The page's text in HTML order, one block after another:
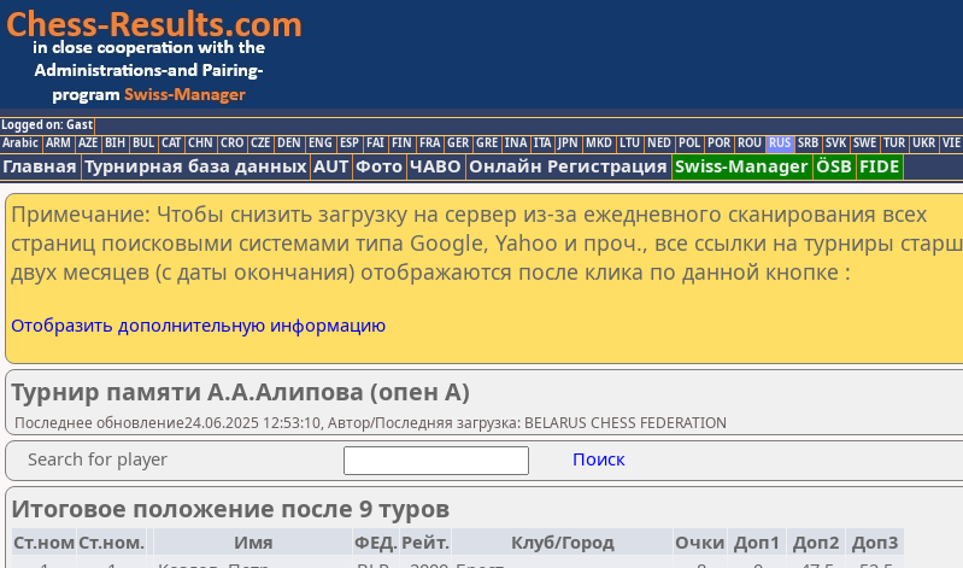
Logged on: Gast
Arabic ARM AZE BIH BUL CAT CHN CRO CZE DEN ENG ESP FAI FIN FRA GER GRE INA ITA JPN MKD LTU NED POL POR ROU RUS SRB SVK SWE TUR UKR VIE
Главная Турнирная база данных AUT Фото ЧАВО Онлайн Регистрация Swiss-Manager ÖSB FIDE
Примечание: Чтобы снизить загрузку на сервер из-за ежедневного сканирования всех
страниц поисковыми системами типа Google, Yahoo и проч., все ссылки на турниры
двух месяцев (с даты окончания) отображаются после клика по данной кнопке :
Отобразить дополнительную информацию
Турнир памяти А.А.Алипова (опен А)
Последнее обновление24.06.2025 12:53:10, Автор/Последняя загрузка: BELARUS CHESS FEDERATION
Search for player Поиск
Итоговое положение после 9 туров
Ст.ном Ст.ном. Имя ФЕД. Рейт. Клуб/Город Очки Доп1 Доп2 Доп3